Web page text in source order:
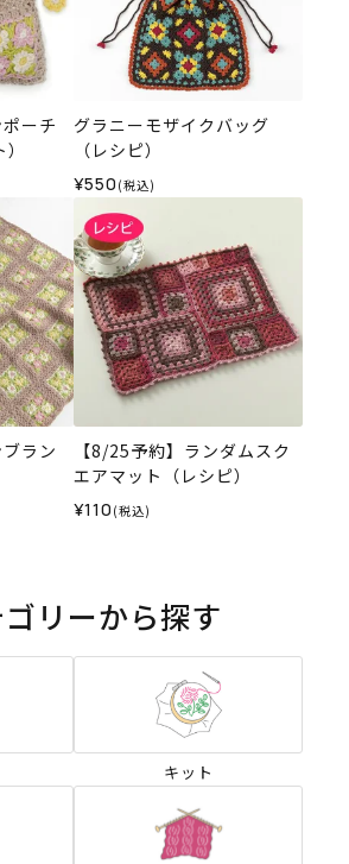
ーチ
グラニーモザイクバッグ
（レシピ）
¥550 (税込)
ラン
【8/25予約】ランダムスク
エアマット（レシピ）
¥110 (税込)
リーから探す
キット